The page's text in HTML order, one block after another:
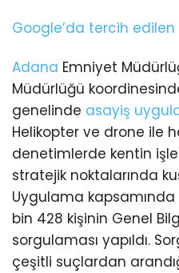
Google’da tercih
Adana Emniyet
Müdürlüğü
genelinde asayiş
Helikopter ve drone ile
denetimlerde kentin
stratejik noktalarında
Uygulama
bin 428 kişinin Genel
sorgulaması yapıldı.
çeşitli suçlardan